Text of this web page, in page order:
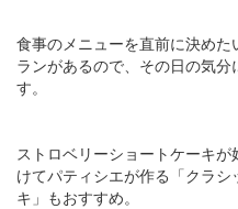
食事のメニューを直前に決め
ランがあるので、その日の気
す。
ストロベリーショートケーキ
けてパティシエが作る「クラ
キ」もおすすめ。